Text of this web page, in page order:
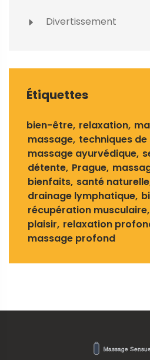
Divertissement
Étiquettes
bien-être relaxation
massage techniques
massage ayurvédique
détente Prague
bienfaits santé naturelle
drainage lymphatique
récupération musculaire
plaisir relaxation
massage profond